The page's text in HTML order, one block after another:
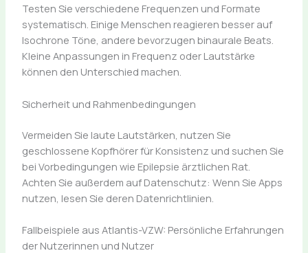
Testen Sie verschiedene Frequenzen und Formate
systematisch. Einige Menschen reagieren besser auf
Isochrone Töne, andere bevorzugen binaurale Beats.
Kleine Anpassungen in Frequenz oder Lautstärke
können den Unterschied machen.
Sicherheit und Rahmenbedingungen
Vermeiden Sie laute Lautstärken, nutzen Sie
geschlossene Kopfhörer für Konsistenz und suchen Sie
bei Vorbedingungen wie Epilepsie ärztlichen Rat.
Achten Sie außerdem auf Datenschutz: Wenn Sie Apps
nutzen, lesen Sie deren Datenrichtlinien.
Fallbeispiele aus Atlantis-VZW: Persönliche Erfahrungen
der Nutzerinnen und Nutzer